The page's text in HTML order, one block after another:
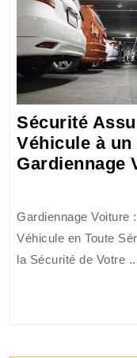
Sécurité
Véhicule à
Gardiennage
Gardiennage Voiture
Véhicule en Toute
la Sécurité de Votre